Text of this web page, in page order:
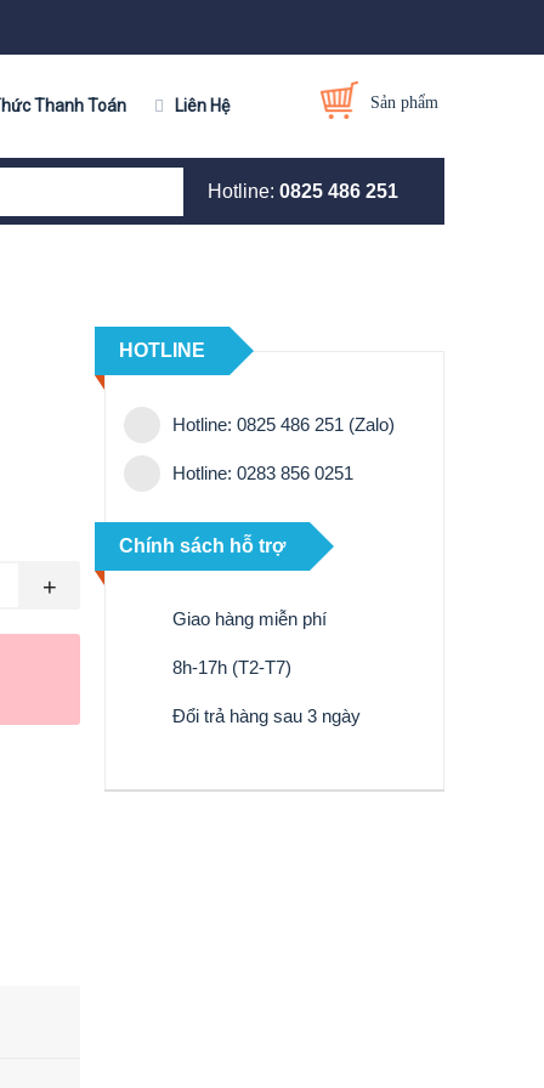
Thanh Toán Liên Hệ Sản phẩm
Hotline: 0825 486 251
+
HOTLINE
Hotline: 0825 486 251 (Zalo)
Hotline: 0283 856 0251
Chính sách hỗ trợ
Giao hàng miễn phí
8h-17h (T2-T7)
Đổi trả hàng sau 3 ngày